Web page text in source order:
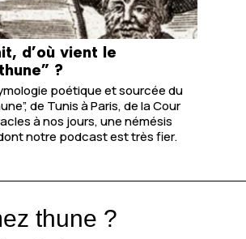
d’où vient le
?
poétique et sourcée du
de Tunis à Paris, de la Cour
à nos jours, une némésis
notre podcast est très fier.
thune ?